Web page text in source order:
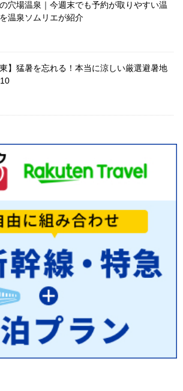
穴場温泉｜今週末でも予約が取りやすい温
温泉ソムリエが紹介
東】猛暑を忘れる！本当に涼しい厳選避暑地